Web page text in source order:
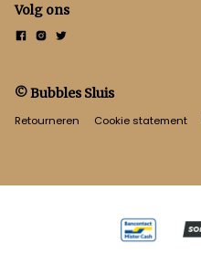
Volg ons
© Bubbles Sluis
Retourneren Cookie statement